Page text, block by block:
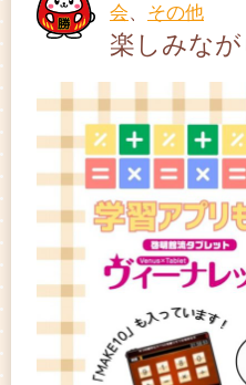
会、 その他
楽しみなが